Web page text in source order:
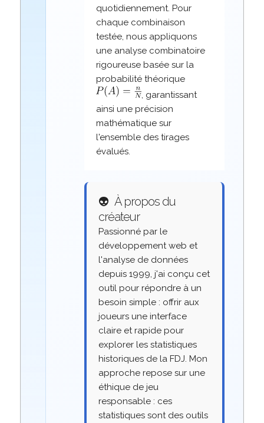
quotidiennement. Pour
chaque combinaison
testée, nous appliquons
une analyse combinatoire
rigoureuse basée sur la
probabilité théorique
, garantissant
ainsi une précision
mathématique sur
l'ensemble des tirages
évalués.
👽 À propos du
créateur
Passionné par le
développement web et
l'analyse de données
depuis 1999, j'ai conçu cet
outil pour répondre à un
besoin simple : offrir aux
joueurs une interface
claire et rapide pour
explorer les statistiques
historiques de la FDJ. Mon
approche repose sur une
éthique de jeu
responsable : ces
statistiques sont des outils